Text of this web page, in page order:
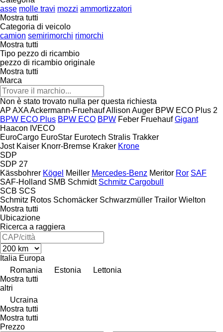
asse molle travi mozzi ammortizzatori
Mostra tutti
Categoria di veicolo
camion semirimorchi rimorchi
Mostra tutti
Tipo pezzo di ricambio
pezzo di ricambio originale
Mostra tutti
Marca
Non è stato trovato nulla per questa richiesta
AP AXAAckermann-FruehaufAllison Auger BPW ECO Plus 2
BPW ECO Plus BPW ECO BPW Feber Fruehauf Gigant
Haacon IVECO
EuroCargo EuroStar Eurotech Stralis Trakker
Jost Kaiser Knorr-Bremse Kraker Krone
SDP
SDP 27
Kässbohrer Kögel Meiller Mercedes-Benz Meritor Ror SAF
SAF-Holland SMB Schmidt Schmitz Cargobull
SCB SCS
Schmitz Rotos Schomäcker Schwarzmüller Trailor Wielton
Mostra tutti
Ubicazione
Ricerca a raggiera
Italia Europa
Romania
Estonia
Lettonia
Mostra tutti
altri
Ucraina
Mostra tutti
Mostra tutti
Prezzo